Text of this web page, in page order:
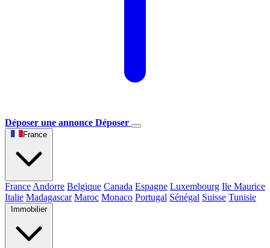
Déposer une annonce Déposer
France
France Andorre Belgique Canada Espagne Luxembourg Ile Maurice
Italie Madagascar Maroc Monaco Portugal Sénégal Suisse Tunisie
Immobilier